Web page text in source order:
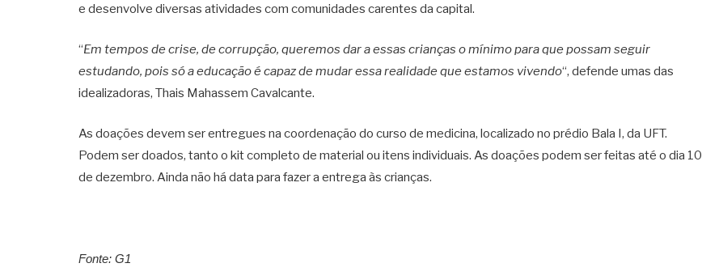
e desenvolve diversas atividades com comunidades carentes da capital.
“Em tempos de crise, de corrupção, queremos dar a essas crianças o mínimo para que possam seguir
estudando, pois só a educação é capaz de mudar essa realidade que estamos vivendo“, defende umas das
idealizadoras, Thais Mahassem Cavalcante.
As doações devem ser entregues na coordenação do curso de medicina, localizado no prédio Bala I, da UFT.
Podem ser doados, tanto o kit completo de material ou itens individuais. As doações podem ser feitas até o dia 10
de dezembro. Ainda não há data para fazer a entrega às crianças.
Fonte: G1